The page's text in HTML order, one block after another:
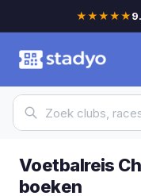
★★★★★
Voetbalreis
boeken